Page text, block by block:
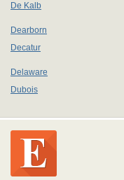
De Kalb
Dearborn
Decatur
Delaware
Dubois